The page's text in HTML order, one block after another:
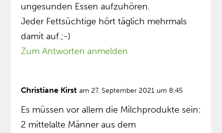
ungesunden Essen aufzuhören.
Jeder Fettsüchtige hört täglich mehrmals
damit auf.;-)
Zum Antworten anmelden
Christiane Kirst am 27. September 2021 um 8:45
Es müssen vor allem die Milchprodukte sein:
2 mittelalte Männer aus dem